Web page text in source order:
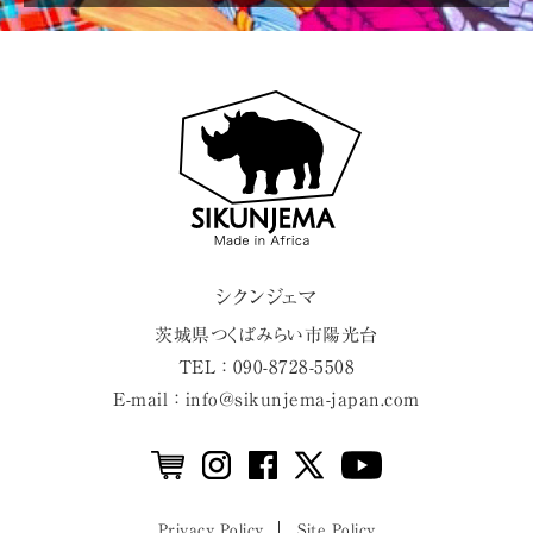
シクンジェマ
茨城県 つくばみらい市 陽光台
TEL ： 090-8728-5508
E-mail ： info@sikunjema-japan.com
Privacy Policy Site Policy